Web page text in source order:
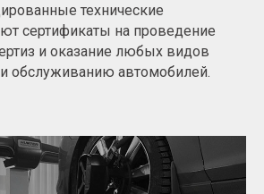
технические
сертификаты на проведение
и оказание любых видов
обслуживанию автомобилей.